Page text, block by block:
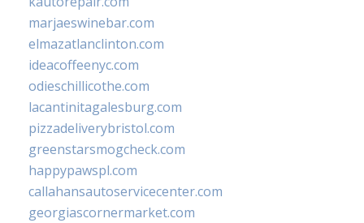
marjaeswinebar.com
elmazatlanclinton.com
ideacoffeenyc.com
odieschillicothe.com
lacantinitagalesburg.com
pizzadeliverybristol.com
greenstarsmogcheck.com
happypawspl.com
callahansautoservicecenter.com
georgiascornermarket.com